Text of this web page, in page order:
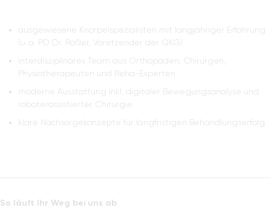
ausgewiesene Knorpelspezialisten mit langjähriger Erfahrung
(u. a. PD Dr. Rößler, Vorsitzender der QKG)
interdisziplinäres Team aus Orthopäden, Chirurgen,
Physiotherapeuten und Reha-Experten
moderne Ausstattung inkl. digitaler Bewegungsanalyse und
roboterassistierter Chirurgie
klare Nachsorgekonzepte für langfristigen Behandlungserfolg
So läuft Ihr Weg bei uns ab